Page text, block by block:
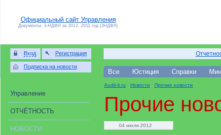
Официальный сайт Управления
Документы. 3-НДФЛ за 2012, 2011 год (3НДФЛ)
Вход Регистрация
Подписка на новости
Все Юстиция Справки
Управление
ОТЧЁТНОСТЬ
НОВОСТИ
Audit-it.ru / Новости / Прочие новости
Прочие
04 июля 2012